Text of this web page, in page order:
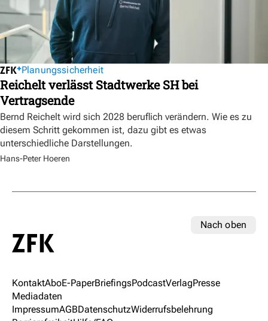
Planungssicherheit
Reichelt verlässt Stadtwerke SH bei
Vertragsende
Bernd Reichelt wird sich 2028 beruflich verändern. Wie es zu
diesem Schritt gekommen ist, dazu gibt es etwas
unterschiedliche Darstellungen.
Hans-Peter Hoeren
Nach oben
KontaktAboE-PaperBriefingsPodcastVerlagPresse
Mediadaten
ImpressumAGBDatenschutzWiderrufsbelehrung